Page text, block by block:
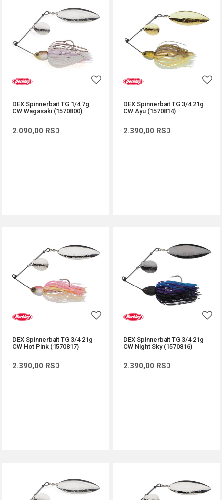
DEX Spinnerbait TG 1/4 7g
CW Wagasaki (1570800)
2.090,00 RSD
DEX Spinnerbait TG 3/4 21g
CW Ayu (1570814)
2.390,00 RSD
DEX Spinnerbait TG 3/4 21g
CW Hot Pink (1570817)
2.390,00 RSD
DEX Spinnerbait TG 3/4 21g
CW Night Sky (1570816)
2.390,00 RSD